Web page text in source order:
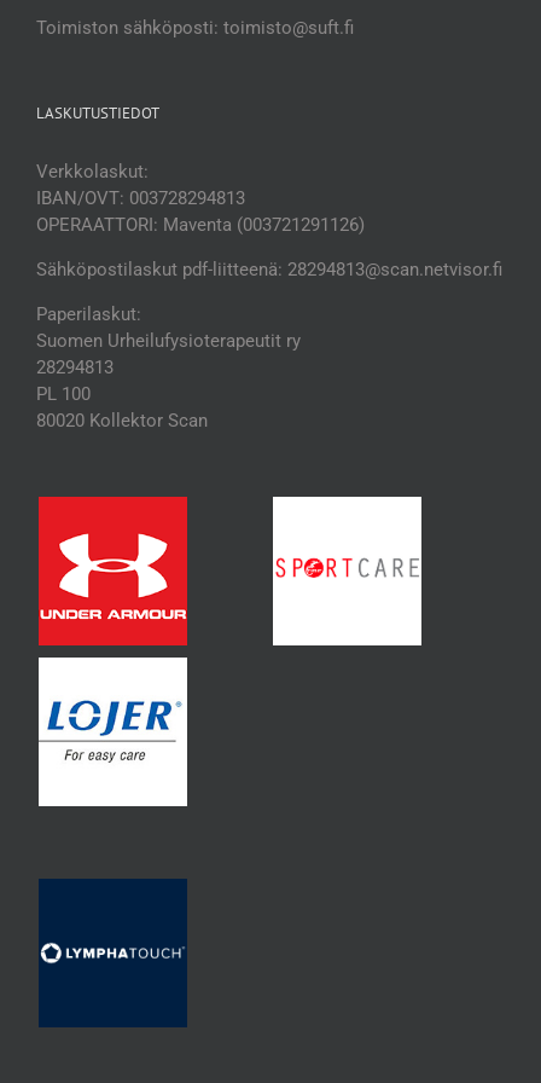
Toimiston sähköposti: toimisto@suft.fi
LASKUTUSTIEDOT
Verkkolaskut:
IBAN/OVT: 003728294813
OPERAATTORI: Maventa (003721291126)
Sähköpostilaskut pdf-liitteenä: 28294813@scan.netvisor.fi
Paperilaskut:
Suomen Urheilufysioterapeutit ry
28294813
PL 100
80020 Kollektor Scan